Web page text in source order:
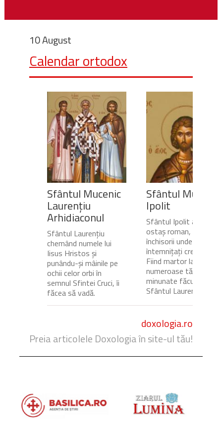
10 August
Calendar ortodox
Sfântul Mucenic
Laurențiu
Arhidiaconul
Sfântul Laurențiu
chemând numele lui
Iisus Hristos și
punându-și mâinile pe
ochii celor orbi în
semnul Sfintei Cruci, îi
făcea să vadă.
Sfântul Mucenic
Ipolit
Sfântul Ipolit a fost
ostaș roman, gardian
închisorii unde erau
întemnițați creștinii.
Fiind martor la
numeroase tămăduiri
minunate făcute de
Sfântul Laurențiu,...
doxologia.ro
Preia articolele Doxologia în site-ul tău!